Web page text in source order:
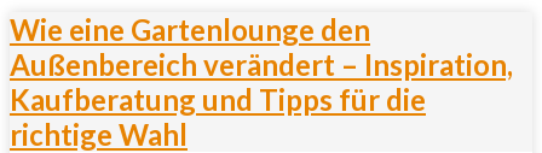
Wie eine Gartenlounge den
Außenbereich verändert – Inspiration,
Kaufberatung und Tipps für die
richtige Wahl